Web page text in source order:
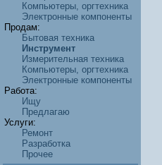
Компьютеры, оргтехника
Электронные компоненты
Продам:
Бытовая техника
Инструмент
Измерительная техника
Компьютеры, оргтехника
Электронные компоненты
Работа:
Ищу
Предлагаю
Услуги:
Ремонт
Разработка
Прочее